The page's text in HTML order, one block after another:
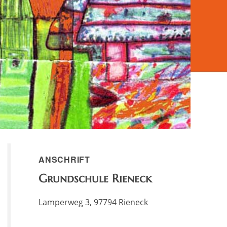
ANSCHRIFT
Grundschule Rieneck
Lamperweg 3, 97794 Rieneck